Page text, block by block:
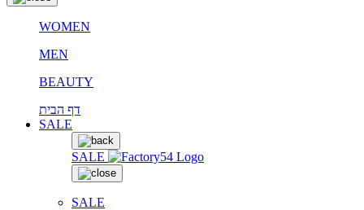
WOMEN
MEN
BEAUTY
דף הבית
SALE
SALE
SALE